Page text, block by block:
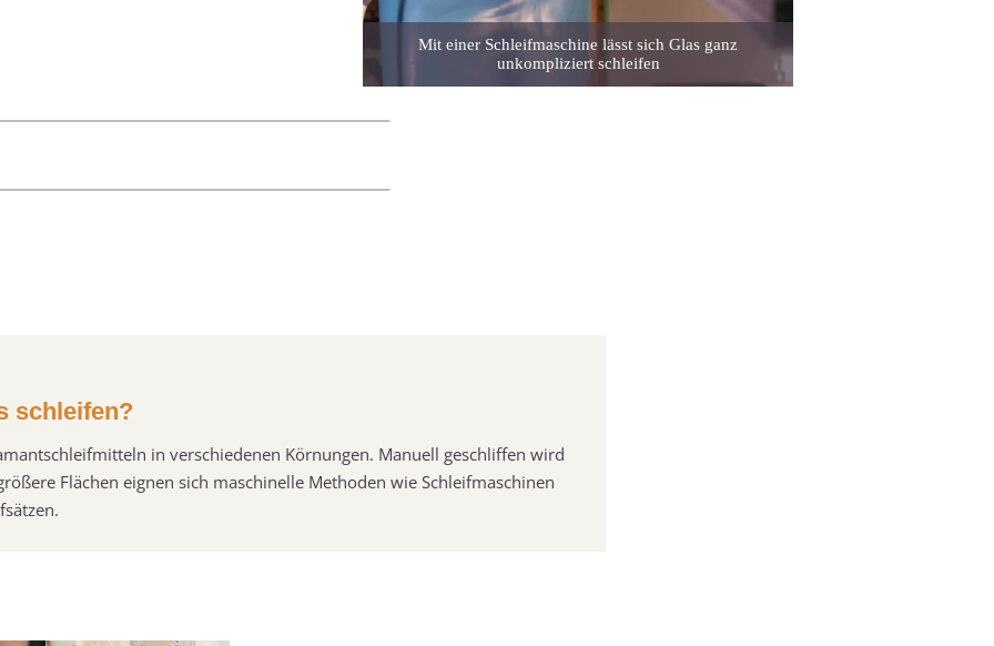
Mit einer Schleifmaschine lässt sich Glas ganz
unkompliziert schleifen
schleifen?
in verschiedenen Körnungen. Manuell geschliffen wird
Flächen eignen sich maschinelle Methoden wie Schleifmaschinen